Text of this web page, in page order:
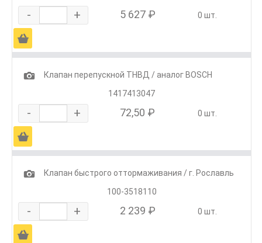
- + 5 627 ₽ 0 шт.
Ä
1
Клапан перепускной ТНВД / аналог BOSCH
1417413047
- + 72,50 ₽ 0 шт.
Ä
1
Клапан быстрого оттормаживания / г. Рославль
100-3518110
- + 2 239 ₽ 0 шт.
Ä